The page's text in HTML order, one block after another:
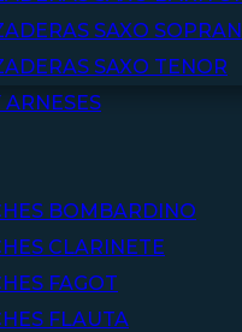
SAXO
SAXO TENOR
ARNESES
BOMBARDINO
CLARINETE
FAGOT
FLAUTA